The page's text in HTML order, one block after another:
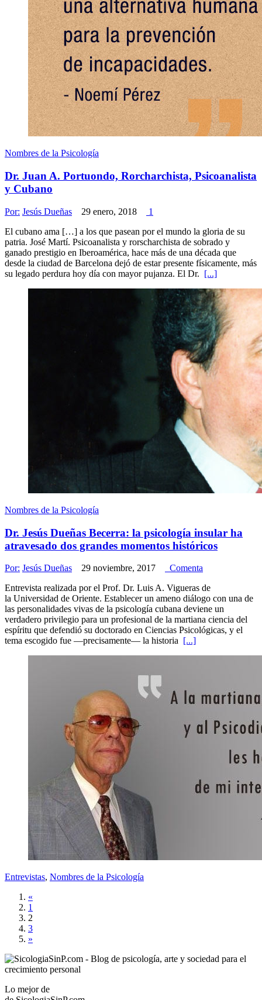
Nombres de la Psicología
Dr. Juan A. Portuondo, Rorcharchista, Psicoanalista
y Cubano
Por: Jesús Dueñas 29 enero, 2018
1
El cubano ama […] a los que pasean por el mundo la gloria de su
patria. José Martí. Psicoanalista y rorscharchista de sobrado y
ganado prestigio en Iberoamérica, hace más de una década que
desde la ciudad de Barcelona dejó de estar presente físicamente, más
su legado perdura hoy día con mayor pujanza. El Dr. [...]
Nombres de la Psicología
Dr. Jesús Dueñas Becerra: la psicología insular ha
atravesado dos grandes momentos históricos
Por: Jesús Dueñas 29 noviembre, 2017
Comenta
Entrevista realizada por el Prof. Dr. Luis A. Vigueras de
la Universidad de Oriente. Establecer un ameno diálogo con una de
las personalidades vivas de la psicología cubana deviene un
verdadero privilegio para un profesional de la martiana ciencia del
espíritu que defendió su doctorado en Ciencias Psicológicas, y el
tema escogido fue —precisamente— la historia [...]
Entrevistas, Nombres de la Psicología
«
1
2
3
»
Lo mejor de